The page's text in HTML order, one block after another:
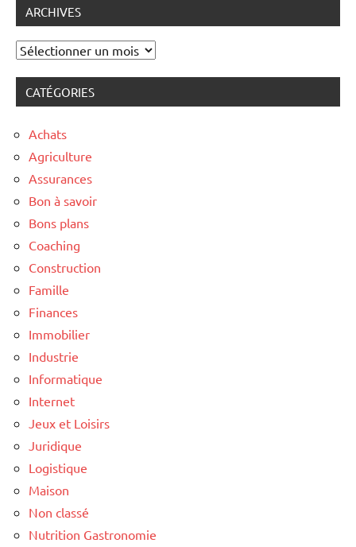
ARCHIVES
Archives
CATÉGORIES
Achats
Agriculture
Assurances
Bon à savoir
Bons plans
Coaching
Construction
Famille
Finances
Immobilier
Industrie
Informatique
Internet
Jeux et Loisirs
Juridique
Logistique
Maison
Non classé
Nutrition Gastronomie